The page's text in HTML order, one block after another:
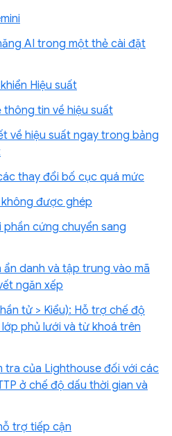
AI trong một thẻ cài đặt
Hiệu suất
thông tin về hiệu suất
về hiệu suất ngay trong bảng
thay đổi bố cục quá mức
được ghép
cứng chuyển sang
danh và tập trung vào mã
ngăn xếp
tử > Kiểu): Hỗ trợ chế độ
phủ lưới và từ khoá trên
tra của Lighthouse đối với các
ở chế độ dấu thời gian và
trợ tiếp cận